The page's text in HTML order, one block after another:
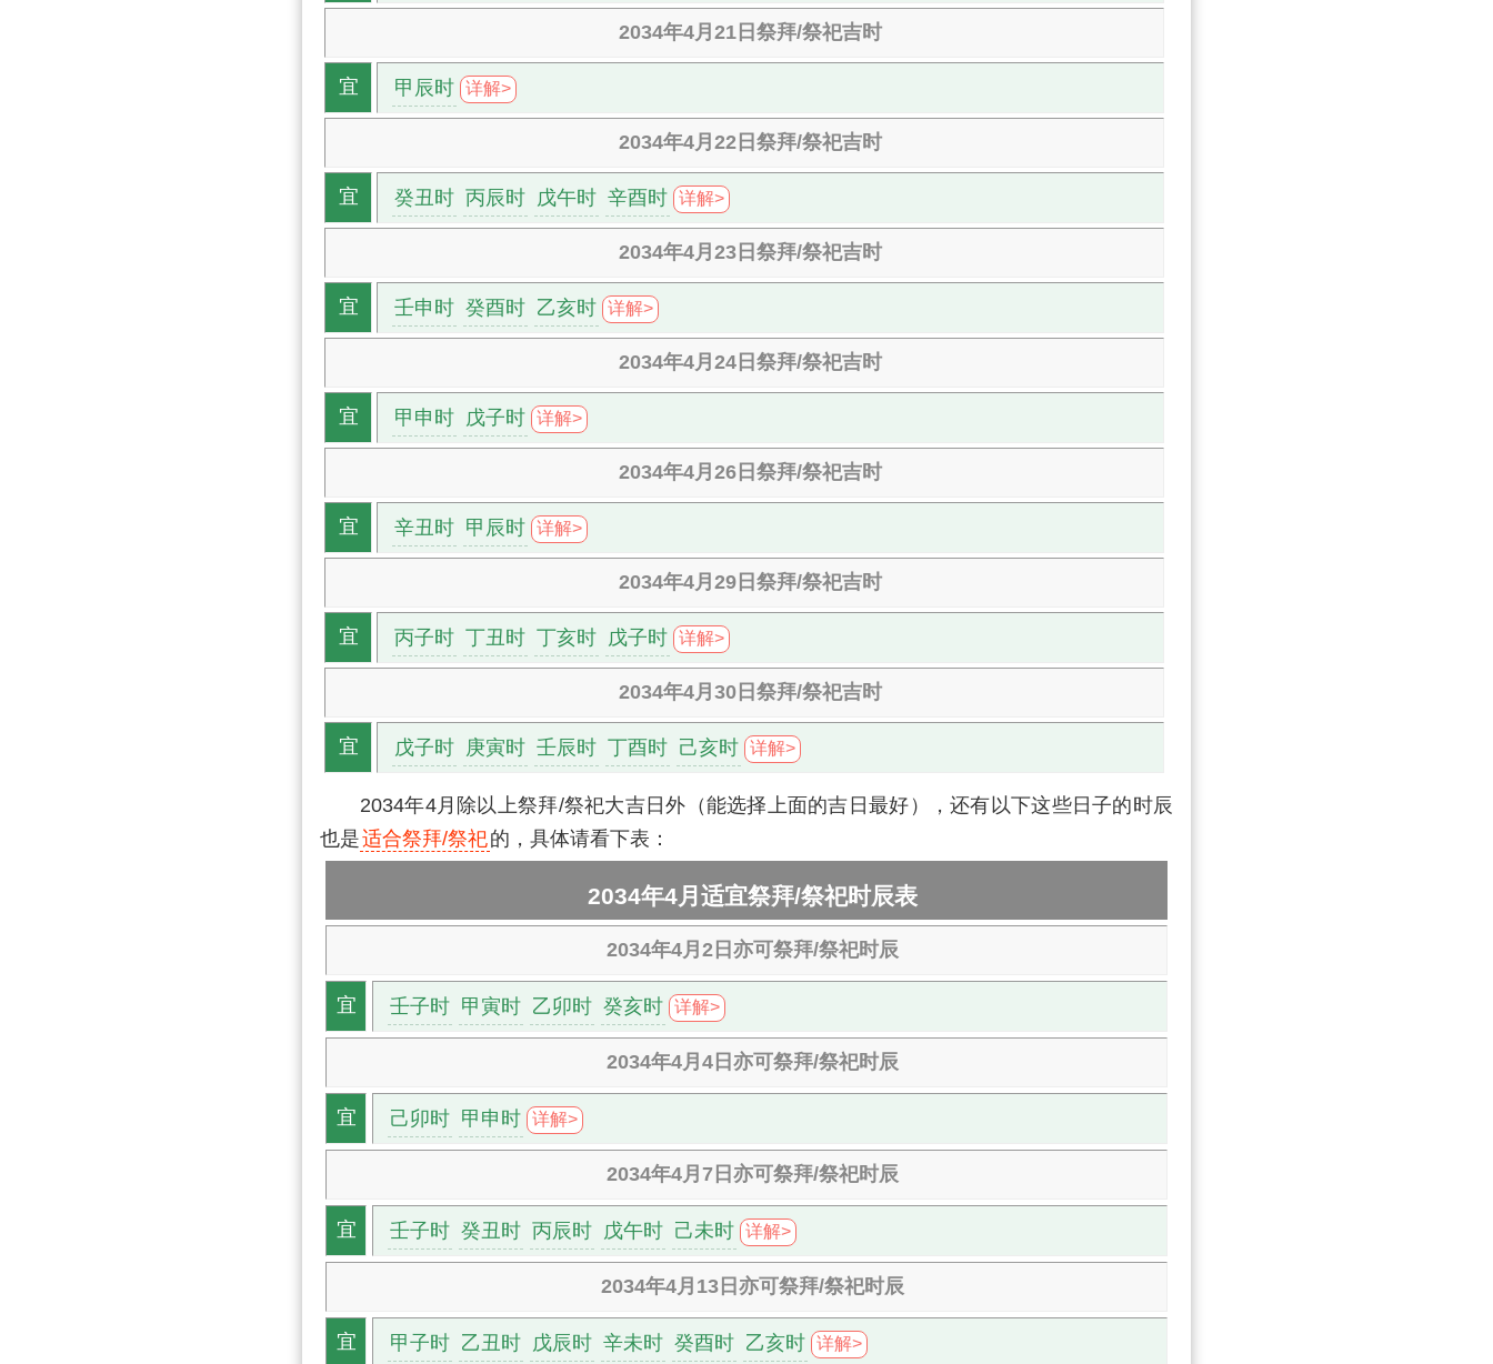
2034年4月21日祭拜/祭祀吉时
宜 甲辰时 详解>
2034年4月22日祭拜/祭祀吉时
宜 癸丑时 丙辰时 戊午时 辛酉时 详解>
2034年4月23日祭拜/祭祀吉时
宜 壬申时 癸酉时 乙亥时 详解>
2034年4月24日祭拜/祭祀吉时
宜 甲申时 戊子时 详解>
2034年4月26日祭拜/祭祀吉时
宜 辛丑时 甲辰时 详解>
2034年4月29日祭拜/祭祀吉时
宜 丙子时 丁丑时 丁亥时 戊子时 详解>
2034年4月30日祭拜/祭祀吉时
宜 戊子时 庚寅时 壬辰时 丁酉时 己亥时 详解>
2034年4月除以上祭拜/祭祀大吉日外（能选择上面的吉日最好），还有以下这些日子的时辰
也是适合祭拜/祭祀的，具体请看下表：
2034年4月适宜祭拜/祭祀时辰表
2034年4月2日亦可祭拜/祭祀时辰
宜 壬子时 甲寅时 乙卯时 癸亥时 详解>
2034年4月4日亦可祭拜/祭祀时辰
宜 己卯时 甲申时 详解>
2034年4月7日亦可祭拜/祭祀时辰
宜 壬子时 癸丑时 丙辰时 戊午时 己未时 详解>
2034年4月13日亦可祭拜/祭祀时辰
宜 甲子时 乙丑时 戊辰时 辛未时 癸酉时 乙亥时 详解>